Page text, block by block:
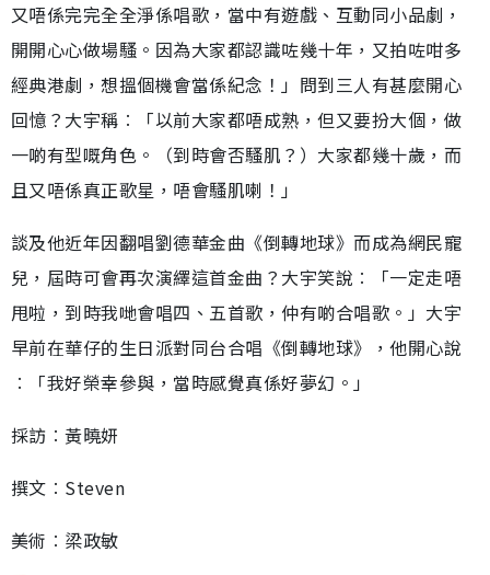
又唔係完完全全淨係唱歌，當中有遊戲、互動同小品劇，
開開心心做場騷。因為大家都認識咗幾十年，又拍咗咁多
經典港劇，想搵個機會當係紀念！」問到三人有甚麼開心
回憶？大宇稱︰「以前大家都唔成熟，但又要扮大個，做
一啲有型嘅角色。（到時會否騷肌？）大家都幾十歲，而
且又唔係真正歌星，唔會騷肌喇！」
談及他近年因翻唱劉德華金曲《倒轉地球》而成為網民寵
兒，屆時可會再次演繹這首金曲？大宇笑說︰「一定走唔
甩啦，到時我哋會唱四、五首歌，仲有啲合唱歌。」大宇
早前在華仔的生日派對同台合唱《倒轉地球》，他開心說
︰「我好榮幸參與，當時感覺真係好夢幻。」
採訪︰黃曉妍
撰文︰Steven
美術︰梁政敏